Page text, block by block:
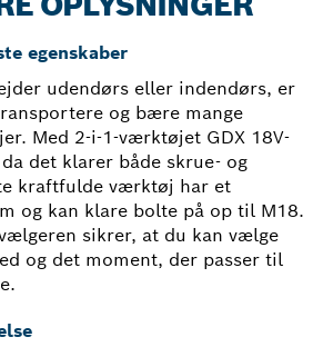
egenskaber
udendørs eller indendørs, er
og bære mange
Med 2-i-1-værktøjet GDX 18V-
det klarer både skrue- og
kraftfulde værktøj har et
og kan klare bolte på op til M18.
sikrer, at du kan vælge
og det moment, der passer til